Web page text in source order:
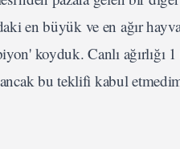
en büyük ve en ağır
koyduk. Canlı
bu teklifi kabul